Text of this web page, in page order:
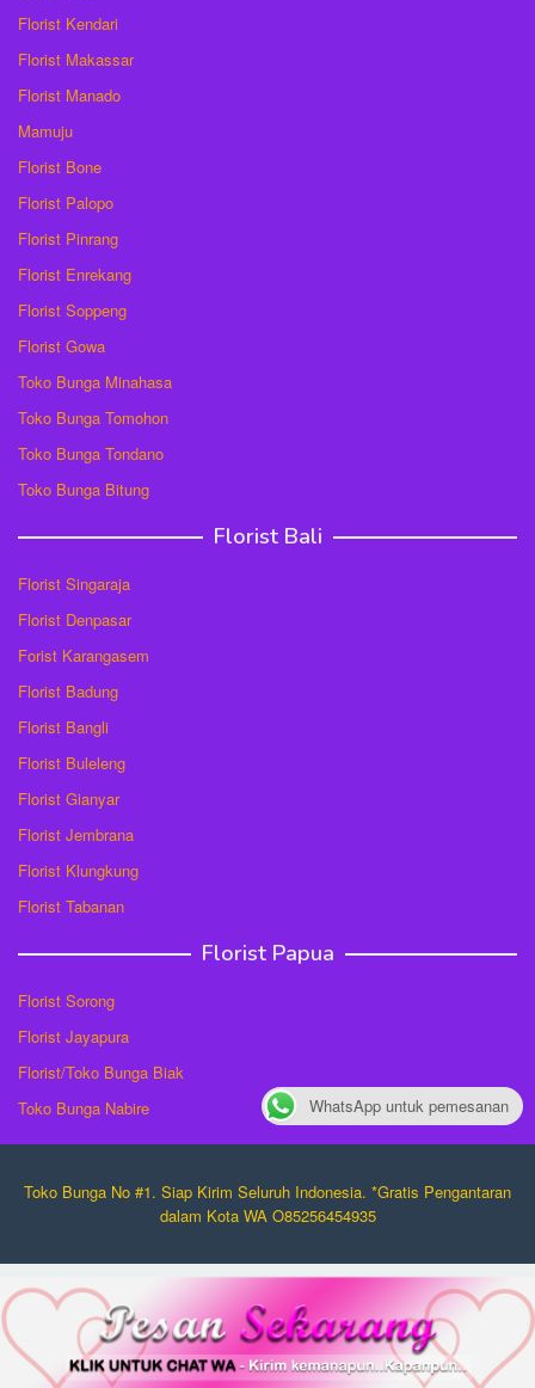
Florist Kendari
Florist Makassar
Florist Manado
Mamuju
Florist Bone
Florist Palopo
Florist Pinrang
Florist Enrekang
Florist Soppeng
Florist Gowa
Toko Bunga Minahasa
Toko Bunga Tomohon
Toko Bunga Tondano
Toko Bunga Bitung
Florist Bali
Florist Singaraja
Florist Denpasar
Forist Karangasem
Florist Badung
Florist Bangli
Florist Buleleng
Florist Gianyar
Florist Jembrana
Florist Klungkung
Florist Tabanan
Florist Papua
Florist Sorong
Florist Jayapura
Florist/Toko Bunga Biak
Toko Bunga Nabire
Toko Bunga No #1. Siap Kirim Seluruh Indonesia. *Gratis Pengantaran
dalam Kota WA O85256454935
WhatsApp untuk pemesanan